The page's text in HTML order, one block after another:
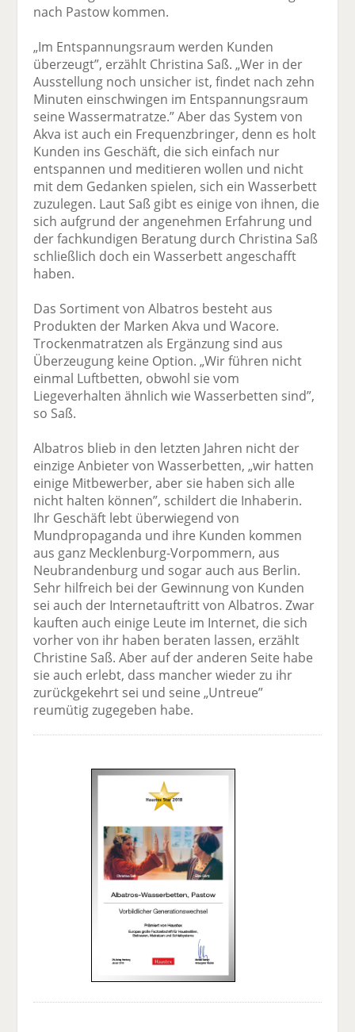
nach Pastow kommen.
„Im Entspannungsraum werden Kunden
überzeugt”, erzählt Christina Saß. „Wer in der
Ausstellung noch unsicher ist, findet nach zehn
Minuten einschwingen im Entspannungsraum
seine Wassermatratze.” Aber das System von
Akva ist auch ein Frequenzbringer, denn es holt
Kunden ins Geschäft, die sich einfach nur
entspannen und meditieren wollen und nicht
mit dem Gedanken spielen, sich ein Wasserbett
zuzulegen. Laut Saß gibt es einige von ihnen, die
sich aufgrund der angenehmen Erfahrung und
der fachkundigen Beratung durch Christina Saß
schließlich doch ein Wasserbett angeschafft
haben.
Das Sortiment von Albatros besteht aus
Produkten der Marken Akva und Wacore.
Trockenmatratzen als Ergänzung sind aus
Überzeugung keine Option. „Wir führen nicht
einmal Luftbetten, obwohl sie vom
Liegeverhalten ähnlich wie Wasserbetten sind”,
so Saß.
Albatros blieb in den letzten Jahren nicht der
einzige Anbieter von Wasserbetten, „wir hatten
einige Mitbewerber, aber sie haben sich alle
nicht halten können”, schildert die Inhaberin.
Ihr Geschäft lebt überwiegend von
Mundpropaganda und ihre Kunden kommen
aus ganz Mecklenburg-Vorpommern, aus
Neubrandenburg und sogar auch aus Berlin.
Sehr hilfreich bei der Gewinnung von Kunden
sei auch der Internetauftritt von Albatros. Zwar
kauften auch einige Leute im Internet, die sich
vorher von ihr haben beraten lassen, erzählt
Christine Saß. Aber auf der anderen Seite habe
sie auch erlebt, dass mancher wieder zu ihr
zurückgekehrt sei und seine „Untreue”
reumütig zugegeben habe.